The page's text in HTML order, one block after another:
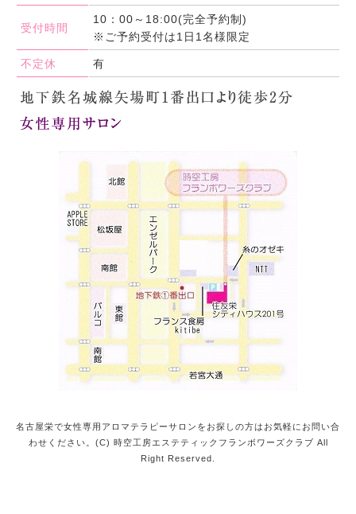
受付時間
10：00～18:00(完全予約制)
※ご予約受付は1日1名様限定
不定休 有
名古屋栄で女性専用アロマテラピーサロンをお探しの方はお気軽にお問い合
わせください。(C) 時空工房エステティックフランボワーズクラブ All
Right Reserved.